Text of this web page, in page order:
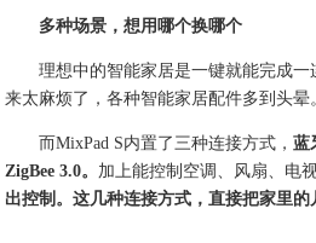
多种场景，想用哪个换哪个
理想中的智能家居是一键就能完成
来太麻烦了，各种智能家居配件多到头晕
而MixPad S内置了三种连接方式，蓝
ZigBee 3.0。 加上能控制空调、风扇、电
出控制。这几种连接方式，直接把家里的